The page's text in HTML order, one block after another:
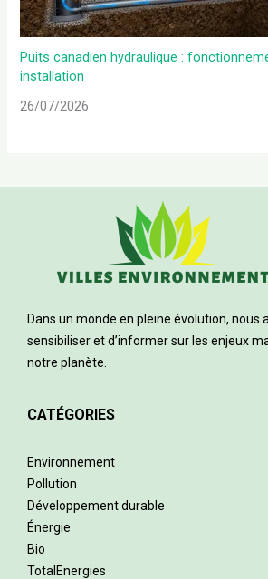
Puits canadien hydraulique :
installation
26/07/2026
Dans un monde en pleine évolution, nous
sensibiliser et d’informer sur les enjeux
notre planète.
CATÉGORIES
Environnement
Pollution
Développement durable
Énergie
Bio
TotalEnergies